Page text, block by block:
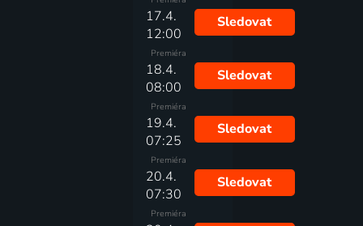
17.4.
12:00
Premiéra
Sledovat
18.4.
08:00
Premiéra
Sledovat
19.4.
07:25
Premiéra
Sledovat
20.4.
07:30
Premiéra
Sledovat